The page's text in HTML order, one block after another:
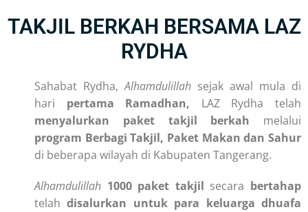
TAKJIL BERKAH BERSAMA LAZ
RYDHA
Sahabat Rydha,Alhamdulillah sejak awal mula di
hari pertama Ramadhan, LAZ Rydha telah
menyalurkan paket takjil berkah melalui
program Berbagi Takjil, Paket Makan dan Sahur
di beberapa wilayah di Kabupaten Tangerang.
Alhamdulillah 1000 paket takjil secara bertahap
telahdisalurkan untuk para keluarga dhuafa